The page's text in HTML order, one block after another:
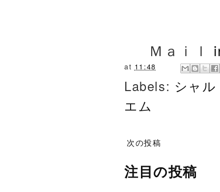
Ｍａｉｌ
at 11:48
Labels: シャ
エム
次の投稿
注目の投稿